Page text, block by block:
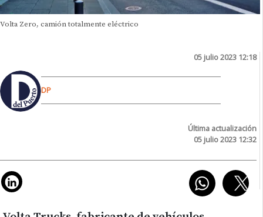
Volta Zero, camión totalmente eléctrico
05 julio 2023 12:18
DP
Última actualización
05 julio 2023 12:32